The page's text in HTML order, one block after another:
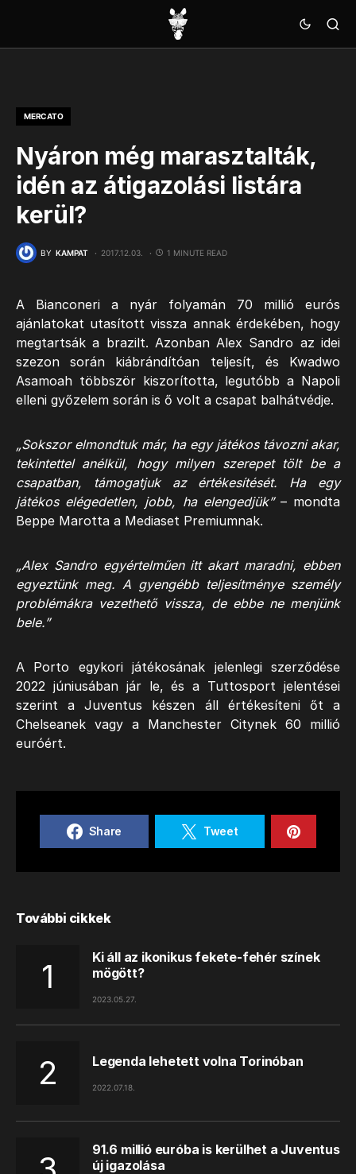
MERCATO
Nyáron még marasztalták,
idén az átigazolási listára
kerül?
BY KAMPAT 2017.12.03. 1 MINUTE READ
A Bianconeri a nyár folyamán 70 millió eurós
ajánlatokat utasított vissza annak érdekében, hogy
megtartsák a brazilt. Azonban Alex Sandro az idei
szezon során kiábrándítóan teljesít, és Kwadwo
Asamoah többször kiszorította, legutóbb a Napoli
elleni győzelem során is ő volt a csapat balhátvédje.
„Sokszor elmondtuk már, ha egy játékos távozni akar,
tekintettel anélkül, hogy milyen szerepet tölt be a
csapatban, támogatjuk az értékesítését. Ha egy
játékos elégedetlen, jobb, ha elengedjük”– mondta
Beppe Marotta a Mediaset Premiumnak.
„Alex Sandro egyértelműen itt akart maradni, ebben
egyeztünk meg. A gyengébb teljesítménye személy
problémákra vezethető vissza, de ebbe ne menjünk
bele.”
A Porto egykori játékosának jelenlegi szerződése
2022 júniusában jár le, és a Tuttosport jelentései
szerint a Juventus készen áll értékesíteni őt a
Chelseanek vagy a Manchester Citynek 60 millió
euróért.
Share Tweet
További cikkek
Ki áll az ikonikus fekete-fehér színek
mögött?
2023.05.27.
Legenda lehetett volna Torinóban
2022.07.18.
91.6 millió euróba is kerülhet a Juventus
új igazolása